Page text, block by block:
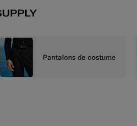
Pantalons de costume